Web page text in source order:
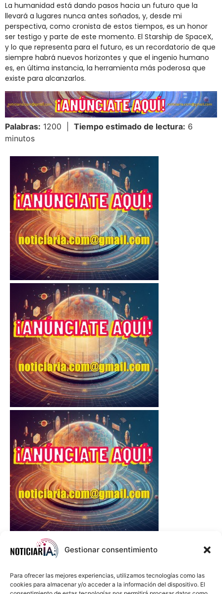
Gestionar consentimiento
Para ofrecer las mejores experiencias, utilizamos tecnologías como las
cookies para almacenar y/o acceder a la información del dispositivo. El
La humanidad está dando pasos hacia un futuro que la
llevará a lugares nunca antes soñados, y, desde mi
perspectiva, como cronista de estos tiempos, es un honor
ser testigo y parte de este momento. El Starship de SpaceX,
y lo que representa para el futuro, es un recordatorio de que
siempre habrá nuevos horizontes y que el ingenio humano
es, en última instancia, la herramienta más poderosa que
existe para alcanzarlos.
Palabras: 1200 | Tiempo estimado de lectura: 6
minutos